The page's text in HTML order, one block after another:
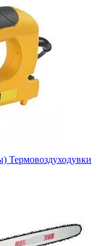
Термовоздуходувки